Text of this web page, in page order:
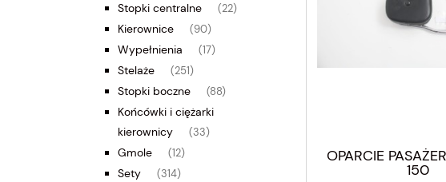
Stopki centralne (22)
Kierownice (90)
Wypełnienia (17)
Stelaże (251)
Stopki boczne (88)
Końcówki i ciężarki
kierownicy
(33)
Gmole (12)
Sety (314)
OPARCIE
150